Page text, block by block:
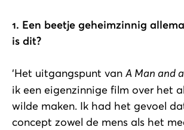
1. Een beetje geheimzinnig
is dit?
‘Het uitgangspunt van A Man and
ik een eigenzinnige film over het
wilde maken. Ik had het gevoel
concept zowel de mens als het